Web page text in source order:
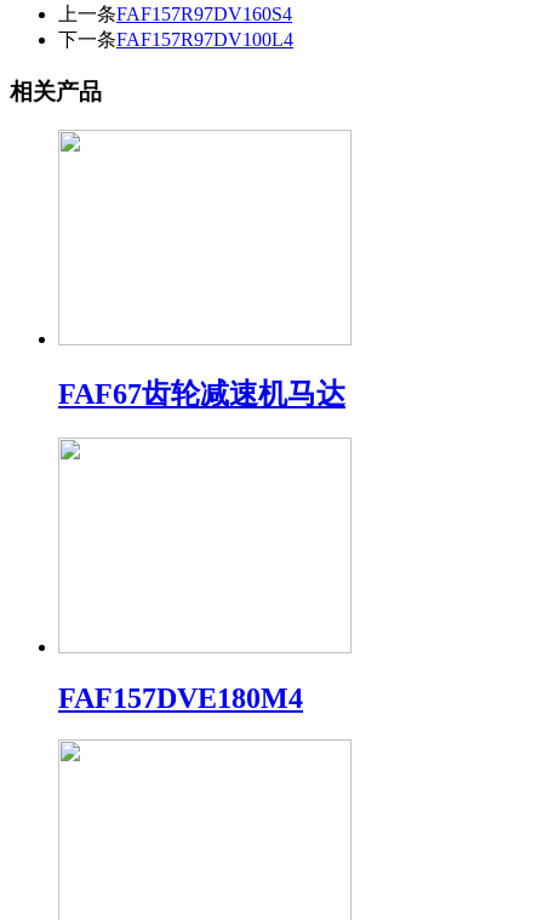
上一条FAF157R97DV160S4
下一条FAF157R97DV100L4
相关产品
FAF67齿轮减速机马达
FAF157DVE180M4